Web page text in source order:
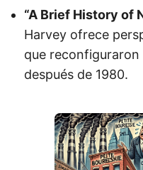
“A Brief History of
Harvey ofrece
que
después de 1980.